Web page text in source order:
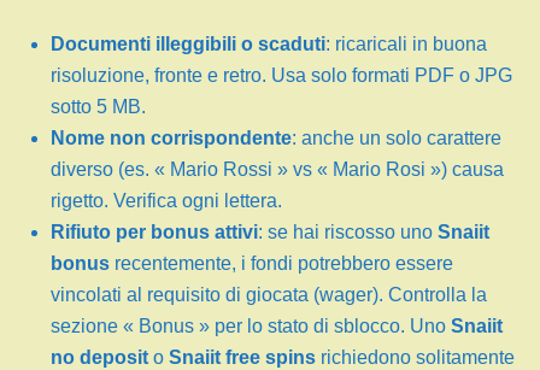
Documenti illeggibili o scaduti: ricaricali in buona
risoluzione, fronte e retro. Usa solo formati PDF o JPG
sotto 5 MB.
Nome non corrispondente: anche un solo carattere
diverso (es. « Mario Rossi » vs « Mario Rosi ») causa
rigetto. Verifica ogni lettera.
Rifiuto per bonus attivi: se hai riscosso uno Snaiit
bonusrecentemente, i fondi potrebbero essere
vincolati al requisito di giocata (wager). Controlla la
sezione « Bonus » per lo stato di sblocco. Uno Snaiit
no deposito Snaiit free spinsrichiedono solitamente